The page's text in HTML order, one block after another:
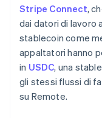
Stripe Connect,
dai datori di lavoro
stablecoin come
appaltatori hanno
in USDC, una
gli stessi flussi di
su Remote.